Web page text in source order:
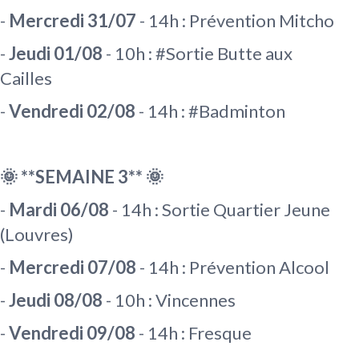
- Mercredi 31/07 - 14h : Prévention Mitcho
-Jeudi 01/08 - 10h : #Sortie Butte aux
Cailles
-Vendredi 02/08 - 14h : #Badminton
🌞 **SEMAINE 3** 🌞
- Mardi 06/08 - 14h : Sortie Quartier Jeune
(Louvres)
- Mercredi 07/08 - 14h : Prévention Alcool
-Jeudi 08/08 - 10h : Vincennes
-Vendredi 09/08 - 14h : Fresque